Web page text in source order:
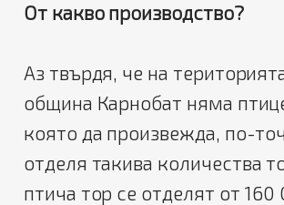
От какво производство?
Аз твърдя, че на
община Карнобат няма
която да произвежда, по-
отделя такива количества
птича тор се отделят от